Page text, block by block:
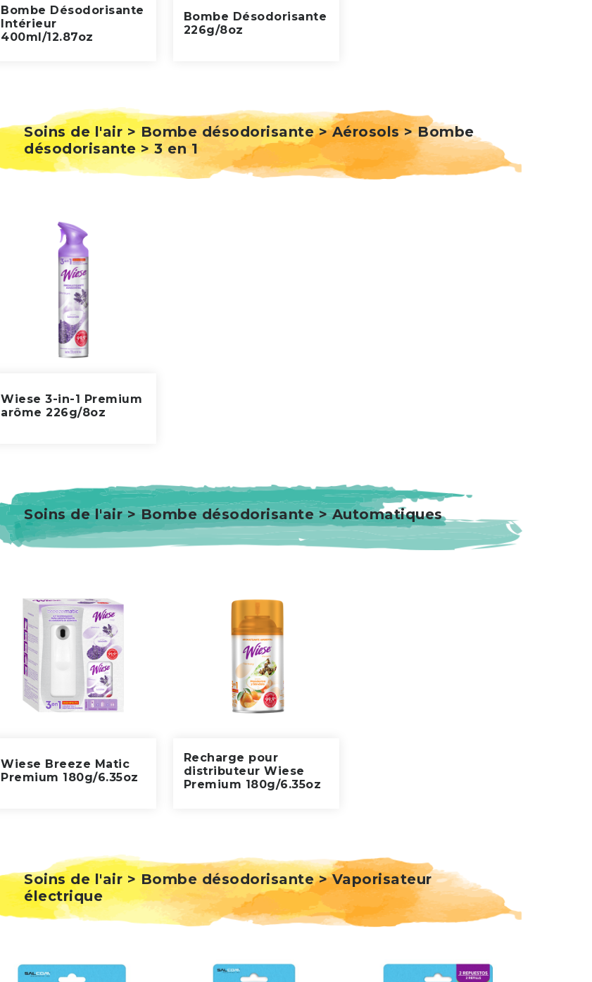
Bombe Désodorisante
Intérieur
400ml/12.87oz
Bombe Désodorisante
226g/8oz
Soins de l'air > Bombe désodorisante > Aérosols > Bombe
désodorisante > 3 en 1
Wiese 3-in-1 Premium
arôme 226g/8oz
Soins de l'air > Bombe désodorisante > Automatiques
Wiese Breeze Matic
Premium 180g/6.35oz
Recharge pour
distributeur Wiese
Premium 180g/6.35oz
Soins de l'air > Bombe désodorisante > Vaporisateur
électrique